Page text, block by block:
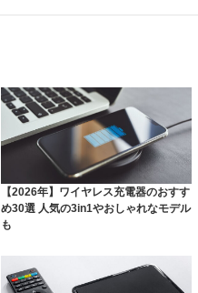
【2026年】ワイヤレス充電器のおすす
め30選 人気の3in1やおしゃれなモデル
も